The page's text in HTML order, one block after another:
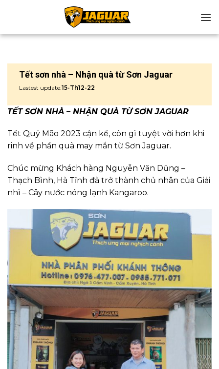
Tết sơn nhà – Nhận quà từ Sơn Jaguar
Lastest update:15-Th12-22
TẾT SƠN NHÀ – NHẬN QUÀ TỪ SƠN JAGUAR
Tết Quý Mão 2023 cận kề, còn gì tuyệt vời hơn khi
rinh về phần quà may mắn từ Sơn Jaguar.
Chúc mừng Khách hàng Nguyễn Văn Dũng –
Thạch Bình, Hà Tĩnh đã trở thành chủ nhân của Giải
nhì – Cây nước nóng lạnh Kangaroo.